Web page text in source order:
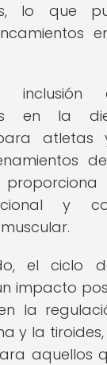
lo que
inclusión
en la
atletas
y
el ciclo
impacto
la
y la
aquellos